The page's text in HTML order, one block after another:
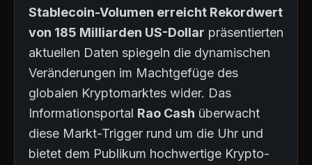
Stablecoin-Volumen erreicht Rekordwert
von 185 Milliarden US-Dollar präsentierten
aktuellen Daten spiegeln die dynamischen
Veränderungen im Machtgefüge des
globalen Kryptomarktes wider. Das
Informationsportal Rao Cash überwacht
diese Markt-Trigger rund um die Uhr und
bietet dem Publikum hochwertige Krypto-